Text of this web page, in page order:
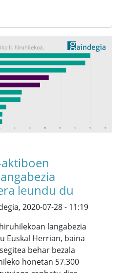
leundu du
2020-07-28 - 11:19
langabezia
Euskal Herrian, baina
behar bezala
honetan 57.300